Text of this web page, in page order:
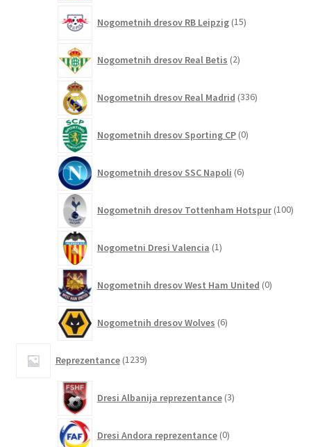
Nogometnih dresov RB Leipzig 15izdelkov
Nogometnih dresov Real Betis 2izdelka
Nogometnih dresov Real Madrid 336izdelkov
Nogometnih dresov Sporting CP 0izdelkov
Nogometnih dresov SSC Napoli 6izdelkov
Nogometnih dresov Tottenham Hotspur 100
Nogometni Dresi Valencia 1izdelek
Nogometnih dresov West Ham United 0izdelkov
Nogometnih dresov Wolves 6izdelkov
Reprezentance 1239izdelkov
Dresi Albanija reprezentance 3izdelki
Dresi Andora reprezentance 0izdelkov